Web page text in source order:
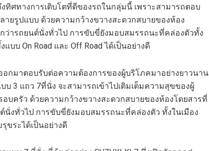
ทิศทางการเติบโตที่ดีของรถในกลุ่มนี้ เพราะสามารถตอบ
ยรูปแบบ ด้วยความกว้างขวางสะดวกสบายของห้อง
ว่ารถยนต์นั่งทั่วไป การขับขี่ยังมอบสมรรถนะที่คล่องตัวทั้ง
แบบ On Road และ Off Roadได้เป็นอย่างดี
กมาตอบรับต่อความต้องการของผู้บริโภคมาอย่างยาวนาน
บ 3 แถว 7ที่นั่ง จะสามารถเข้าไปเติมเต็มความสุขของผู้
บครัว ด้วยความกว้างขวางสะดวกสบายของห้องโดยสารที่
นั่งทั่วไป การขับขี่ยังมอบสมรรถนะที่คล่องตัว ทั้งในเมือง
รุขระได้เป็นอย่างดี